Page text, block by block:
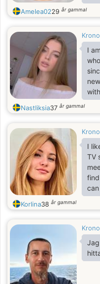
to
Amelea0229 år gammal
I
life.
Nastliksia37 år gammal
I
TV
Korlina38 år gammal